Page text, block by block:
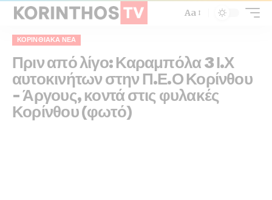
Aa
ΚΟΡΙΝΘΙΑΚΆ ΝΈΑ
Πριν από λίγο: Καραμπόλα 3 Ι.Χ
αυτοκινήτων στην Π.Ε.Ο Κορίνθου
– Άργους, κοντά στις φυλακές
Κορίνθου (φωτό)